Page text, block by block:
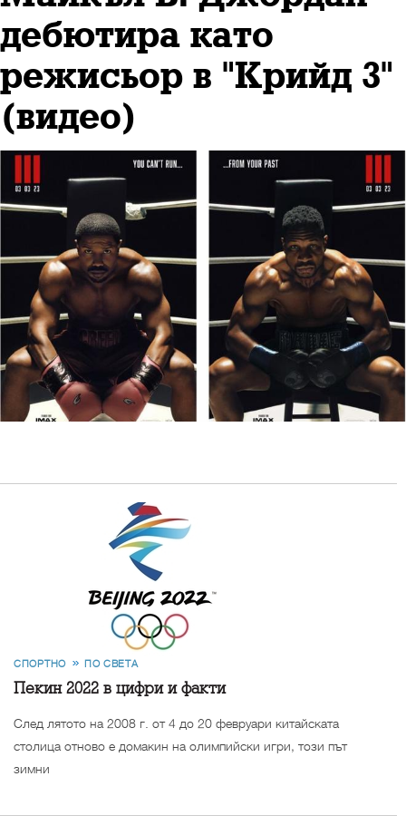
дебютира като
режисьор в "Крийд 3"
(видео)
СПОРТНО ПО СВЕТА
Пекин 2022 в цифри и факти
След лятото на 2008 г. от 4 до 20 февруари китайската
столица отново е домакин на олимпийски игри, този път
зимни